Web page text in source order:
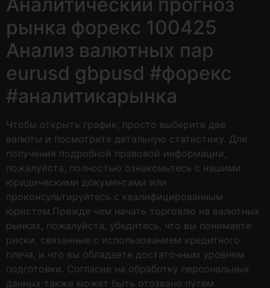
Аналитический прогноз
рынка форекс 100425
Анализ валютных пар
eurusd gbpusd #форекс
#аналитикарынка
Чтобы открыть график, просто выберите две
валюты и посмотрите детальную статистику. Для
получения подробной правовой информации,
пожалуйста, полностью ознакомьтесь с нашими
юридическими документами или
проконсультируйтесь с квалифицированным
юристом.Прежде чем начать торговлю на валютных
рынках, пожалуйста, убедитесь, что вы понимаете
риски, связанные с использованием кредитного
плеча, и что вы обладаете достаточным уровнем
подготовки. Согласие на обработку персональных
данных также может быть отозвано путем